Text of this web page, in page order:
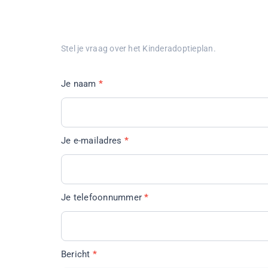
Contact
Stel je vraag over het Kinderadoptieplan.
Je naam *
Je e-mailadres *
Je telefoonnummer*
Bericht *